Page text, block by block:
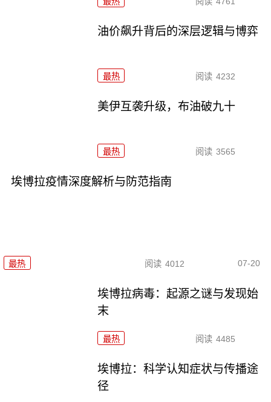
油价飙升背后的深层逻辑与博弈
最热 阅读 4232
美伊互袭升级，布油破九十
最热 阅读 3565
埃博拉疫情深度解析与防范指南
最热 阅读 4012 07-20
埃博拉病毒：起源之谜与发现始
末
最热 阅读 4485
埃博拉：科学认知症状与传播途
径